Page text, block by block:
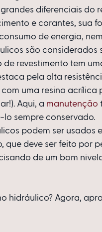
diferenciais do
e corantes, sua
de energia,
são considerados
de revestimento tem
pela alta
uma resina acrílica
Aqui, a manutenção
sempre conservado.
podem ser usados
que deve ser feito por
de um bom
hidráulico? Agora,